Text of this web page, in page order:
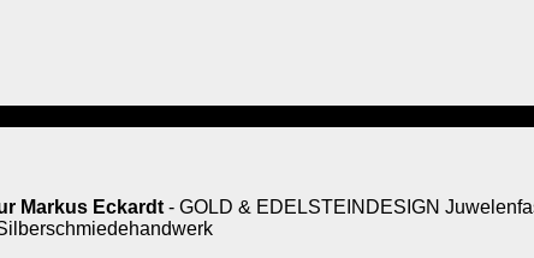
Markus Eckardt - GOLD & EDELSTEINDESIGN